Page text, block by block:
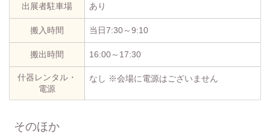
出展者駐車場 あり
搬入時間 当日7:30～9:10
搬出時間 16:00～17:30
什器レンタル・
電源
なし ※会場に電源はございません
そのほか